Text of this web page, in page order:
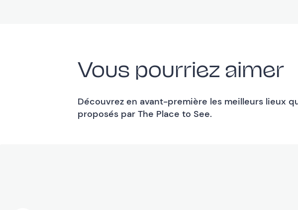
Vous pourriez aimer
Découvrez en avant-première les meilleurs lieux
proposés par The Place to See.